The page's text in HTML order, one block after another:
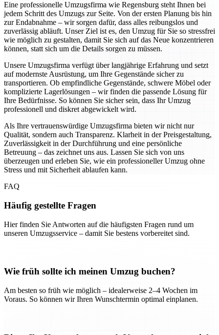
Eine professionelle Umzugsfirma wie Regensburg steht Ihnen bei
jedem Schritt des Umzugs zur Seite. Von der ersten Planung bis hin
zur Endabnahme – wir sorgen dafür, dass alles reibungslos und
zuverlässig abläuft. Unser Ziel ist es, den Umzug für Sie so stressfrei
wie möglich zu gestalten, damit Sie sich auf das Neue konzentrieren
können, statt sich um die Details sorgen zu müssen.
Unsere Umzugsfirma verfügt über langjährige Erfahrung und setzt
auf modernste Ausrüstung, um Ihre Gegenstände sicher zu
transportieren. Ob empfindliche Gegenstände, schwere Möbel oder
komplizierte Lagerlösungen – wir finden die passende Lösung für
Ihre Bedürfnisse. So können Sie sicher sein, dass Ihr Umzug
professionell und diskret abgewickelt wird.
Als Ihre vertrauenswürdige Umzugsfirma bieten wir nicht nur
Qualität, sondern auch Transparenz. Klarheit in der Preisgestaltung,
Zuverlässigkeit in der Durchführung und eine persönliche
Betreuung – das zeichnet uns aus. Lassen Sie sich von uns
überzeugen und erleben Sie, wie ein professioneller Umzug ohne
Stress und mit Sicherheit ablaufen kann.
FAQ
Häufig gestellte Fragen
Hier finden Sie Antworten auf die häufigsten Fragen rund um
unseren Umzugsservice – damit Sie bestens vorbereitet sind.
Wie früh sollte ich meinen Umzug buchen?
Am besten so früh wie möglich – idealerweise 2–4 Wochen im
Voraus. So können wir Ihren Wunschtermin optimal einplanen.